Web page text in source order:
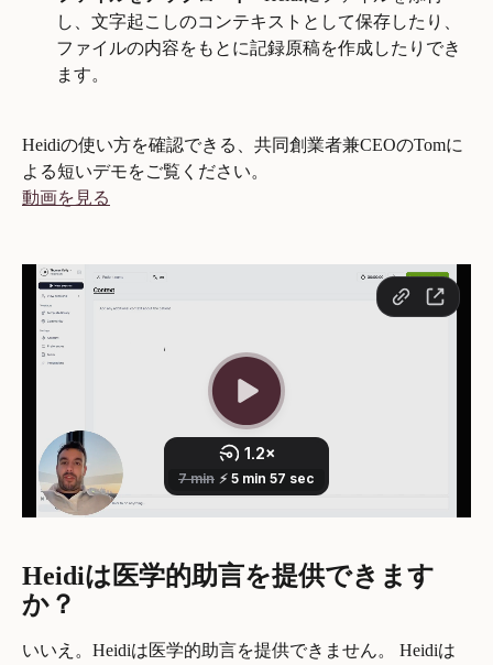
し、文字起こしのコンテキストとして保存したり、
ファイルの内容をもとに記録原稿を作成したりでき
ます。
Heidiの使い方を確認できる、共同創業者兼CEOのTomに
よる短いデモをご覧ください。
動画を見る
Heidiは医学的助言を提供できます
か？
いいえ。Heidiは医学的助言を提供できません。 Heidiは